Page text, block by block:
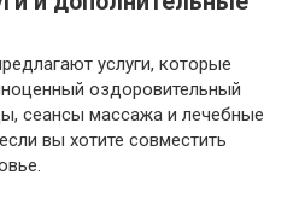
услуги, которые
оздоровительный
сеансы массажа и лечебные
вы хотите совместить